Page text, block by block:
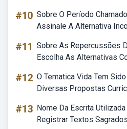
#10 Sobre O Período
Assinale A Alternativa
#11 Sobre As Repercussões
Escolha As Alternativas
#12 O Tematica Vida Tem
Diversas Propostas
#13 Nome Da Escrita
Registrar Textos Sagrados